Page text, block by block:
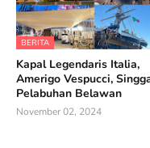
BERITA
Kapal Legendaris Italia,
Amerigo Vespucci,
Pelabuhan Belawan
November 02, 2024